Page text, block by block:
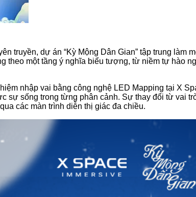
truyền, dự án “Kỳ Mộng Dân Gian” tập trung làm
theo một tầng ý nghĩa biểu tượng, từ niềm tự hào
nhập vai bằng công nghệ LED Mapping tại X
sống trong từng phân cảnh. Sự thay đổi từ vai
các màn trình diễn thị giác đa chiều.